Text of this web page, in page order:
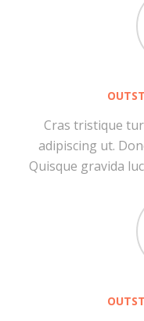
Cras tristique
adipiscing ut.
Quisque gravida